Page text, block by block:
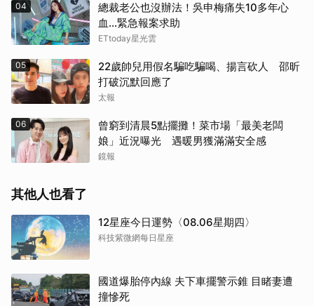
04
總裁老公也沒辦法！吳申梅痛失10多年心
血...緊急報案求助
ETtoday星光雲
05
22歲帥兒用假名騙吃騙喝、揚言砍人 邵昕
打破沉默回應了
太報
06
曾窮到清晨5點擺攤！菜市場「最美老闆
娘」近況曝光 遇暖男獲滿滿安全感
鏡報
其他人也看了
12星座今日運勢〈08.06星期四〉
科技紫微網每日星座
國道爆胎停內線 夫下車擺警示錐 目睹妻遭
撞慘死